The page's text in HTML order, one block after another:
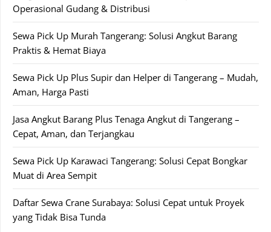
Operasional Gudang & Distribusi
Sewa Pick Up Murah Tangerang: Solusi Angkut Barang
Praktis & Hemat Biaya
Sewa Pick Up Plus Supir dan Helper di Tangerang – Mudah,
Aman, Harga Pasti
Jasa Angkut Barang Plus Tenaga Angkut di Tangerang –
Cepat, Aman, dan Terjangkau
Sewa Pick Up Karawaci Tangerang: Solusi Cepat Bongkar
Muat di Area Sempit
Daftar Sewa Crane Surabaya: Solusi Cepat untuk Proyek
yang Tidak Bisa Tunda